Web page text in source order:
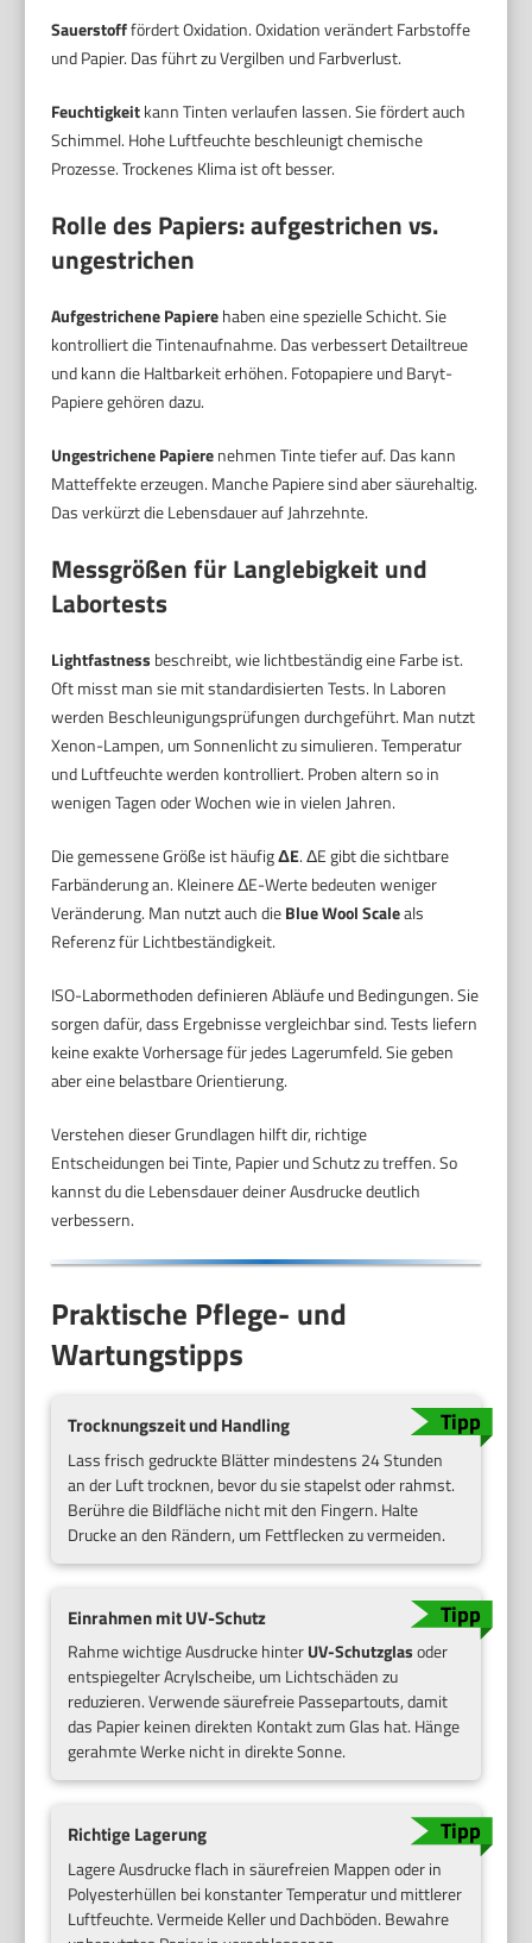
Sauerstofffördert Oxidation. Oxidation verändert Farbstoffe
und Papier. Das führt zu Vergilben und Farbverlust.
Feuchtigkeitkann Tinten verlaufen lassen. Sie fördert auch
Schimmel. Hohe Luftfeuchte beschleunigt chemische
Prozesse. Trockenes Klima ist oft besser.
Rolle des Papiers: aufgestrichen vs.
ungestrichen
Aufgestrichene Papierehaben eine spezielle Schicht. Sie
kontrolliert die Tintenaufnahme. Das verbessert Detailtreue
und kann die Haltbarkeit erhöhen. Fotopapiere und Baryt-
Papiere gehören dazu.
Ungestrichene Papierenehmen Tinte tiefer auf. Das kann
Matteffekte erzeugen. Manche Papiere sind aber säurehaltig.
Das verkürzt die Lebensdauer auf Jahrzehnte.
Messgrößen für Langlebigkeit und
Labortests
Lightfastness beschreibt, wie lichtbeständig eine Farbe ist.
Oft misst man sie mit standardisierten Tests. In Laboren
werden Beschleunigungsprüfungen durchgeführt. Man nutzt
Xenon-Lampen, um Sonnenlicht zu simulieren. Temperatur
und Luftfeuchte werden kontrolliert. Proben altern so in
wenigen Tagen oder Wochen wie in vielen Jahren.
Die gemessene Größe ist häufigΔE. ΔE gibt die sichtbare
Farbänderung an. Kleinere ΔE-Werte bedeuten weniger
Veränderung. Man nutzt auch dieBlue Wool Scaleals
Referenz für Lichtbeständigkeit.
ISO-Labormethoden definieren Abläufe und Bedingungen. Sie
sorgen dafür, dass Ergebnisse vergleichbar sind. Tests liefern
keine exakte Vorhersage für jedes Lagerumfeld. Sie geben
aber eine belastbare Orientierung.
Verstehen dieser Grundlagen hilft dir, richtige
Entscheidungen bei Tinte, Papier und Schutz zu treffen. So
kannst du die Lebensdauer deiner Ausdrucke deutlich
verbessern.
Praktische Pflege- und
Wartungstipps
Trocknungszeit und Handling
Lass frisch gedruckte Blätter mindestens 24 Stunden
an der Luft trocknen, bevor du sie stapelst oder rahmst.
Berühre die Bildfläche nicht mit den Fingern. Halte
Drucke an den Rändern, um Fettflecken zu vermeiden.
Einrahmen mit UV-Schutz
Rahme wichtige Ausdrucke hinterUV-Schutzglasoder
entspiegelter Acrylscheibe, um Lichtschäden zu
reduzieren. Verwende säurefreie Passepartouts, damit
das Papier keinen direkten Kontakt zum Glas hat. Hänge
gerahmte Werke nicht in direkte Sonne.
Richtige Lagerung
Lagere Ausdrucke flach in säurefreien Mappen oder in
Polyesterhüllen bei konstanter Temperatur und mittlerer
Luftfeuchte. Vermeide Keller und Dachböden. Bewahre